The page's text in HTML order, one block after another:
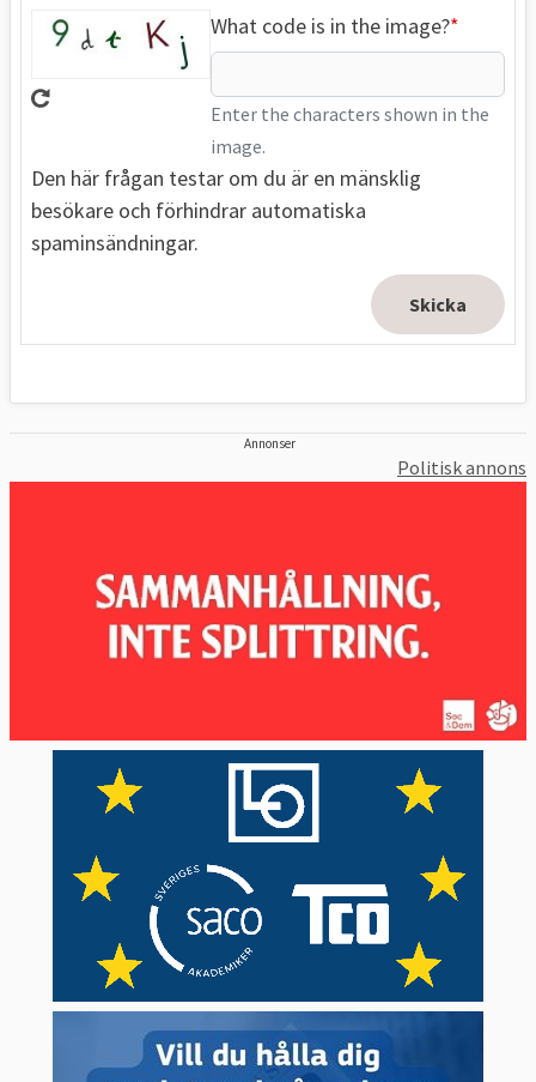
What code is in the image?
Enter the characters shown in the
image.
Den här frågan testar om du är en mänsklig
besökare och förhindrar automatiska
spaminsändningar.
Annonser
Politisk annons